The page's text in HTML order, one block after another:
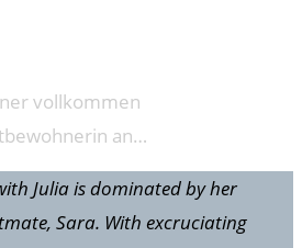
vollkommen
an…
Julia is dominated by her
Sara. With excruciating